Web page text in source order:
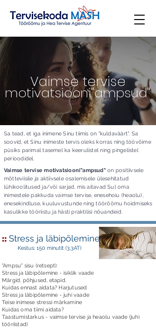
Vaimse tervise
motivatsiooni"ampsud"
Sa tead, et iga inimene Sinu tiimis on "kuldaväärt". Sa
soovid, et Sinu inimeste tervis oleks korras ning töövõime
püsiks parimal tasemel ka keerulistel ning pingelistel
perioodidel.
Vaimse tervise motivatsiooni"ampsud"on positiivsele
mõtteviisile ja aktiivsele osalemisele ülesehitatud
lühikoolitused ja/või sarjad, mis aitavad Sul oma
inimestele pakkuda vaimse tervise, enesehoiu (heaolu),
enesekindluse, kuuluvustunde ning töörõõmu hoidmiseks
kasulikke tööriistu ja hästi praktilisi nõuandeid.
::Stress ja läbipõlemine
Kestus: 150 minutit (3,3AT)
"Ampsu" sisu (retsept):
Stress ja läbipõlemine - isiklik vaade
Märgid, põhjused, etapid.
Kuidas ennast aidata? Harjutused
Stress ja läbipõlemine - juhi vaade
Teise inimese stressi märkamine
Kuidas oma tiimi aidata?
Taastumistarkus - vaimse tervise ja heaolu vaade (juhi
tööriistad)